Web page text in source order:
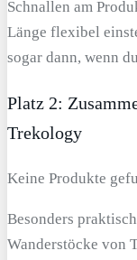
Schnallen am
Länge flexibel
sogar dann, wenn
Platz 2:
Trekology
Keine Produkte
Besonders
Wanderstöcke von